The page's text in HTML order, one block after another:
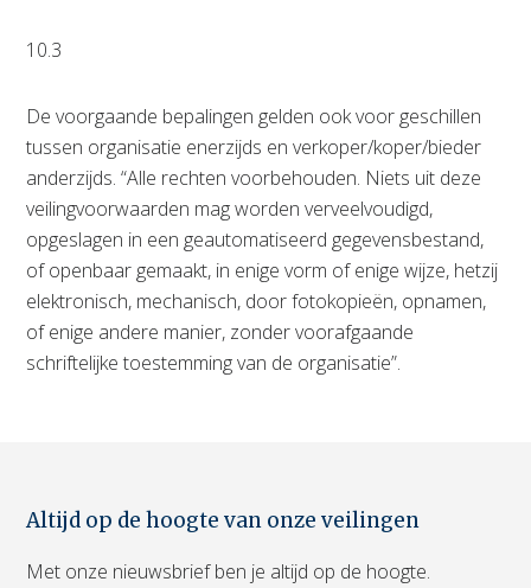
10.3
De voorgaande bepalingen gelden ook voor geschillen
tussen organisatie enerzijds en verkoper/koper/bieder
anderzijds. “Alle rechten voorbehouden. Niets uit deze
veilingvoorwaarden mag worden verveelvoudigd,
opgeslagen in een geautomatiseerd gegevensbestand,
of openbaar gemaakt, in enige vorm of enige wijze, hetzij
elektronisch, mechanisch, door fotokopieën, opnamen,
of enige andere manier, zonder voorafgaande
schriftelijke toestemming van de organisatie”.
Altijd op de hoogte van onze veilingen
Met onze nieuwsbrief ben je altijd op de hoogte.